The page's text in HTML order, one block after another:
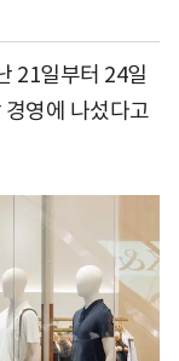
21일부터 24일
영에 나섰다고